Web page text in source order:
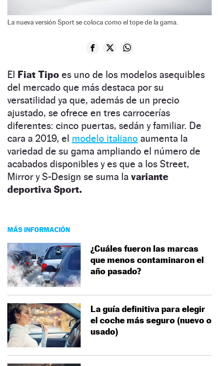
La nueva versión Sport se coloca como el tope de la gama.
El Fiat Tipo es uno de los modelos asequibles
del mercado que más destaca por su
versatilidad ya que, además de un precio
ajustado, se ofrece en tres carrocerías
diferentes: cinco puertas, sedán y familiar. De
cara a 2019, el modelo italiano aumenta la
variedad de su gama ampliando el número de
acabados disponibles y es que a los Street,
Mirror y S-Design se suma la variante
deportiva Sport.
MÁS INFORMACIÓN
¿Cuáles fueron las marcas
que menos contaminaron el
año pasado?
La guía definitiva para elegir
el coche más seguro (nuevo o
usado)